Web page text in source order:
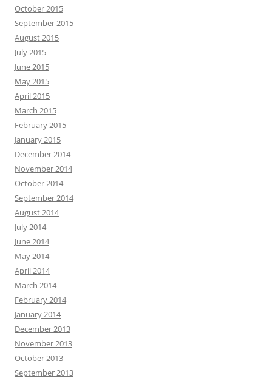
October 2015
September 2015
August 2015
July 2015
June 2015
May 2015
April 2015
March 2015
February 2015
January 2015
December 2014
November 2014
October 2014
September 2014
August 2014
July 2014
June 2014
May 2014
April 2014
March 2014
February 2014
January 2014
December 2013
November 2013
October 2013
September 2013